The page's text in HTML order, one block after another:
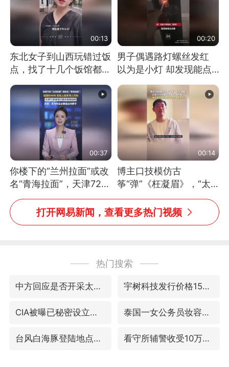
00:13
东北女子到山西玩错过饭
点，找了十几个饭馆都没
开门：午休到几点
00:20
男子偶遇路灯螺丝发红
以为是小灯 却发现能点
燃香烟 当事人：已报警
处理
00:37
你楼下的“兰州拉面”或改
名“青海拉面”，天津72家
面馆已集体更换招牌
00:14
博主口技模仿古
筝“弹”《枉凝眉》，“太
像了～你是吃古筝长大的
吗？”“或将成为首位考级
不带古筝的选手。”（来
打开网易新闻，查看更多热门视频
热门搜索
中方回应是否开采太平洋海底稀土资源 宇树科技发行价格150.80元/股
CIA被曝已秘密设立古巴工作组 泰国一女公务员妆容引争议 本人回应
台风白海豚登陆地点更新 看守所辅警收受10万获刑1年